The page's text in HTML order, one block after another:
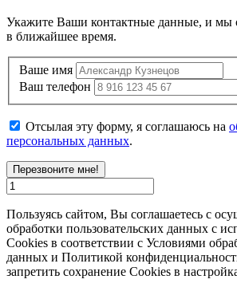
Укажите Ваши контактные данные, и мы
в ближайшее время.
Ваше имя
Ваш телефон
Отсылая эту форму, я соглашаюсь на
персональных данных.
Перезвоните мне!
Пользуясь сайтом, Вы соглашаетесь с
обработки пользовательских данных с
Cookies в соответствии с Условиями
данных и Политикой
запретить сохранение Cookies в